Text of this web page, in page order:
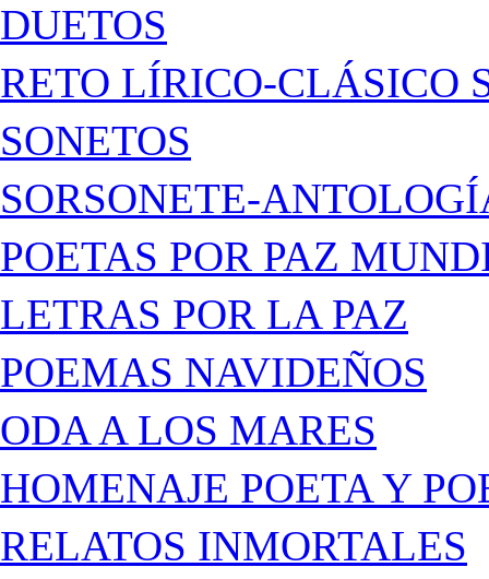
DUETOS
RETO LÍRICO-CLÁSICO
SONETOS
SORSONETE-
POETAS POR PAZ
LETRAS POR LA PAZ
POEMAS NAVIDEÑOS
ODA A LOS MARES
HOMENAJE POETA Y
RELATOS INMORTALES